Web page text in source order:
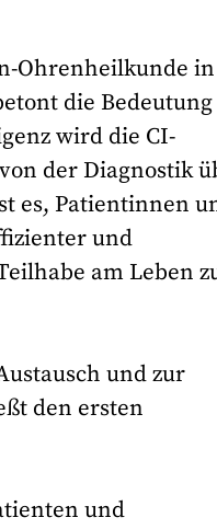
Ohrenheilkunde
die
wird die CI-
der Diagnostik
es, Patientinnen
und
am Leben
und zur
den ersten
und